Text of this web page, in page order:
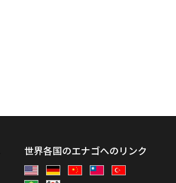
世界各国のエナゴへのリンク